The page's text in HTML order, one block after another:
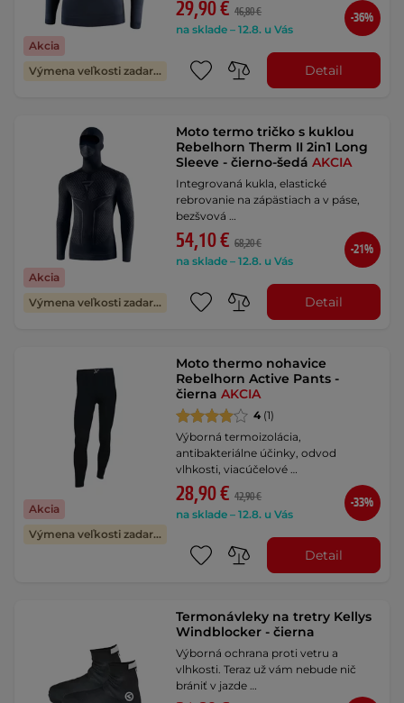
Akcia
Výmena veľkosti zadarmo
29,90 € 46,80 €
na sklade – 12.8. u Vás
-36%
Detail
Akcia
Výmena veľkosti zadarmo
Moto termo tričko s kuklou
Rebelhorn Therm II 2in1 Long
Sleeve - čierno-šedáAKCIA
Integrovaná kukla, elastické
rebrovanie na zápästiach a v páse,
bezšvová …
54,10 € 68,20 €
na sklade – 12.8. u Vás
-21%
Detail
Akcia
Výmena veľkosti zadarmo
Moto thermo nohavice
Rebelhorn Active Pants -
čiernaAKCIA
4 (1)
Výborná termoizolácia,
antibakteriálne účinky, odvod
vlhkosti, viacúčelové …
28,90 € 42,90 €
na sklade – 12.8. u Vás
-33%
Detail
Termonávleky na tretry Kellys
Windblocker - čierna
Výborná ochrana proti vetru a
vlhkosti. Teraz už vám nebude nič
brániť v jazde …